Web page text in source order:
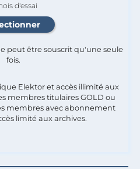
d'essai
peut être souscrit qu'une seule
fois.​
Elektor et accès illimité aux
membres titulaires GOLD ou
membres avec abonnement
limité aux archives.